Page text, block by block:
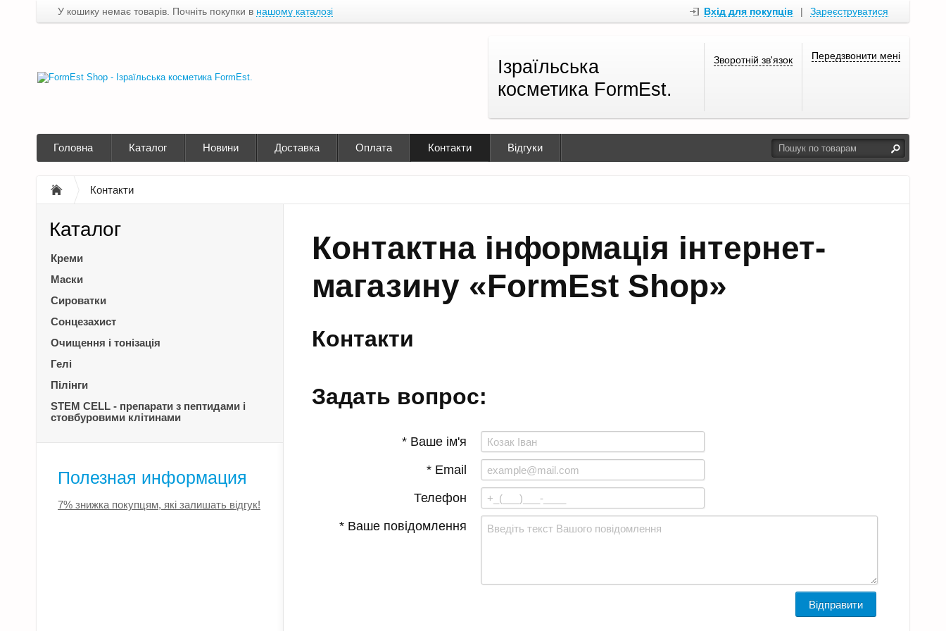
У кошику немає товарів. Почніть покупки в нашому каталозі Вхід для покупців | Зареєструватися
Ізраїльська
косметика FormEst.
Зворотній зв'язок Передзвонити мені
Головна Каталог Новини Доставка Оплата Контакти Відгуки
Контакти
Контактна інформація інтернет-
магазину «FormEst Shop»
Контакти
Задать вопрос:
* Ваше ім'я
* Email
Телефон
* Ваше повідомлення
Каталог
Креми
Маски
Сироватки
Сонцезахист
Очищення і тонізація
Гелі
Пілінги
STEM CELL - препарати з пептидами і
стовбуровими клітинами
Полезная информация
7% знижка покупцям, які залишать відгук!